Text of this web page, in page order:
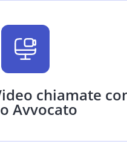
chiamate
Avvocato